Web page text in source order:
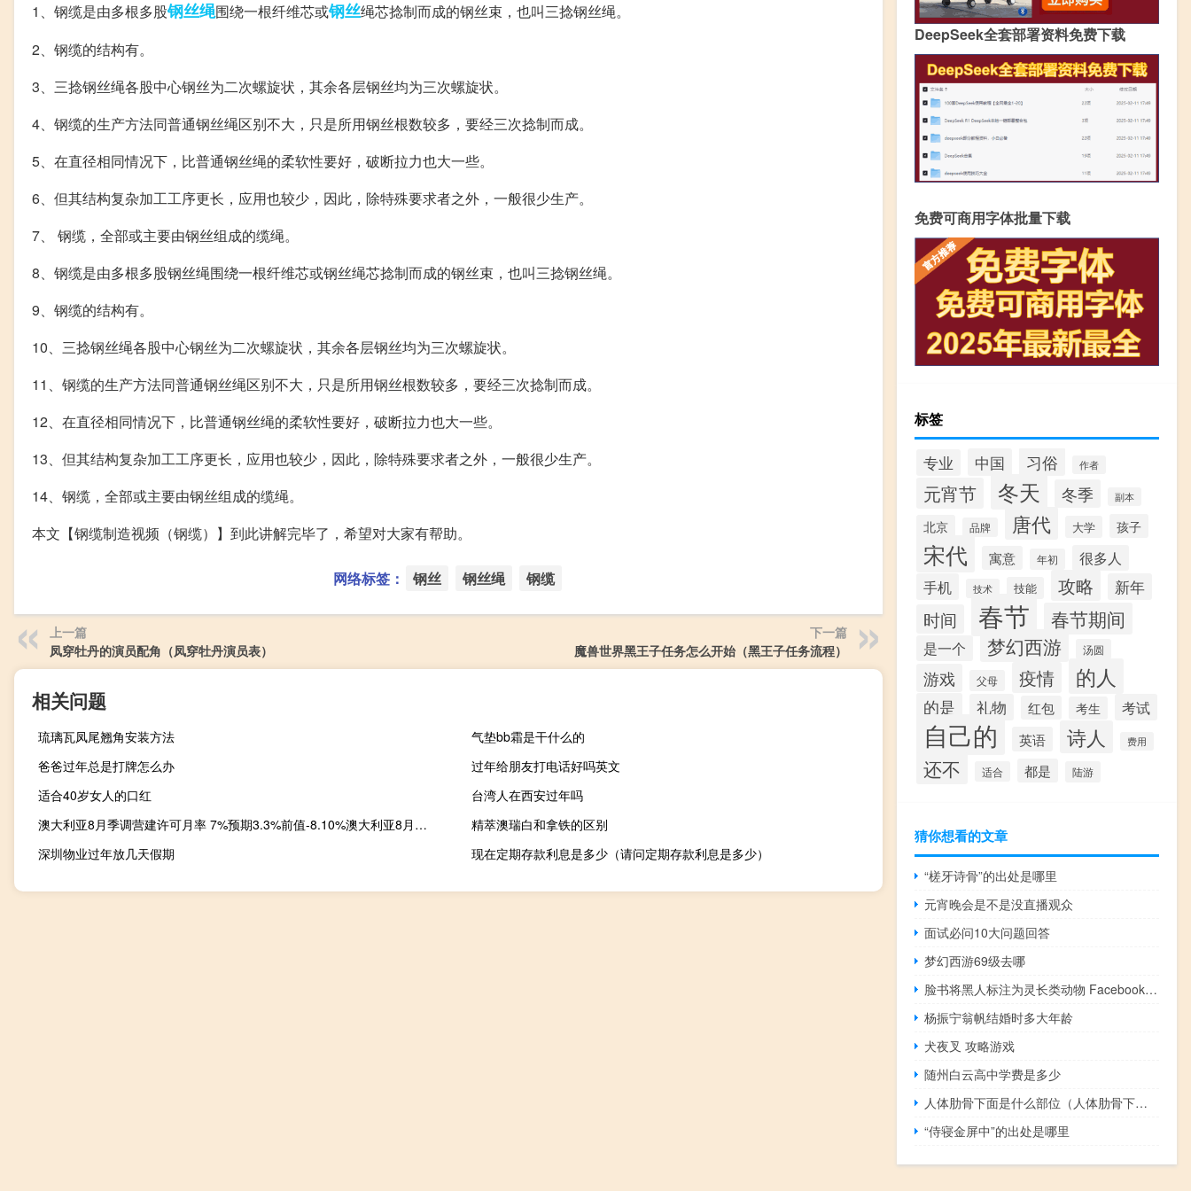
1、钢缆是由多根多股钢丝绳围绕一根纤维芯或钢丝绳芯捻制而成的钢丝束，也叫三捻钢丝绳。
2、钢缆的结构有。
3、三捻钢丝绳各股中心钢丝为二次螺旋状，其余各层钢丝均为三次螺旋状。
4、钢缆的生产方法同普通钢丝绳区别不大，只是所用钢丝根数较多，要经三次捻制而成。
5、在直径相同情况下，比普通钢丝绳的柔软性要好，破断拉力也大一些。
6、但其结构复杂加工工序更长，应用也较少，因此，除特殊要求者之外，一般很少生产。
7、 钢缆，全部或主要由钢丝组成的缆绳。
8、钢缆是由多根多股钢丝绳围绕一根纤维芯或钢丝绳芯捻制而成的钢丝束，也叫三捻钢丝绳。
9、钢缆的结构有。
10、三捻钢丝绳各股中心钢丝为二次螺旋状，其余各层钢丝均为三次螺旋状。
11、钢缆的生产方法同普通钢丝绳区别不大，只是所用钢丝根数较多，要经三次捻制而成。
12、在直径相同情况下，比普通钢丝绳的柔软性要好，破断拉力也大一些。
13、但其结构复杂加工工序更长，应用也较少，因此，除特殊要求者之外，一般很少生产。
14、钢缆，全部或主要由钢丝组成的缆绳。
本文【钢缆制造视频（钢缆）】到此讲解完毕了，希望对大家有帮助。
网络标签： 钢丝 钢丝绳 钢缆
上一篇
凤穿牡丹的演员配角（凤穿牡丹演员表）
下一篇
魔兽世界黑王子任务怎么开始（黑王子任务流程）
相关问题
琉璃瓦凤尾翘角安装方法
气垫bb霜是干什么的
爸爸过年总是打牌怎么办
过年给朋友打电话好吗英文
适合40岁女人的口红
台湾人在西安过年吗
澳大利亚8月季调营建许可月率 7%预期3.3%前值-8.10%澳大利亚8月季调私营营建许可年率 -14.9%前值-16.9%
精萃澳瑞白和拿铁的区别
深圳物业过年放几天假期
现在定期存款利息是多少（请问定期存款利息是多少）
DeepSeek全套部署资料免费下载
免费可商用字体批量下载
标签
专业 中国 习俗 作者
元宵节 冬天 冬季 副本
北京 品牌 唐代 大学 孩子
宋代 寓意 年初 很多人
手机 技术 技能 攻略 新年
时间 春节 春节期间
是一个 梦幻西游 汤圆
游戏 父母 疫情 的人
的是 礼物 红包 考生 考试
自己的 英语 诗人 费用
还不 适合 都是 陆游
猜你想看的文章
“槎牙诗骨”的出处是哪里
元宵晚会是不是没直播观众
面试必问10大问题回答
梦幻西游69级去哪
脸书将黑人标注为灵长类动物 Facebook又摊上事了
杨振宁翁帆结婚时多大年龄
犬夜叉 攻略游戏
随州白云高中学费是多少
人体肋骨下面是什么部位（人体肋骨下面是什么器官）
“侍寝金屏中”的出处是哪里